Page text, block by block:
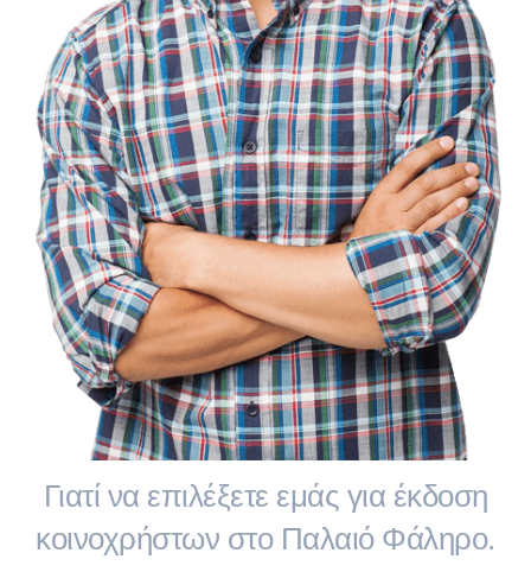
Γιατί να επιλέξετε εμάς για έκδοση
κοινοχρήστων στο Παλαιό Φάληρο.